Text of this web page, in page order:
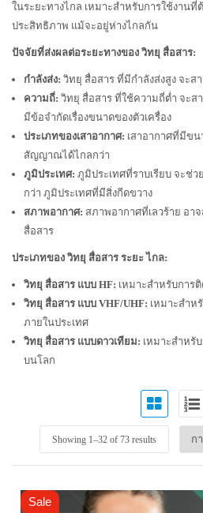
ในระยะทางไกล เหมาะสำหรับการใช้งาน
ประสิทธิภาพ แม้จะอยู่ห่างไกลกัน
ปัจจัยที่ส่งผลต่อระยะทางของ วิทยุ สื่อสาร:
กำลังส่ง: วิทยุ สื่อสาร ที่มีกำลังส่งสูง จะ
ความถี่: วิทยุ สื่อสาร ที่ใช้ความถี่ต่ำ จะ
มีข้อจำกัดเรื่องขนาดของตัวเครื่อง
ประเภทของเสาอากาศ: เสาอากาศที่มีข
สัญญาณได้ไกลกว่า
ภูมิประเทศ: ภูมิประเทศที่ราบเรียบ จะช่
กว่า ภูมิประเทศที่มีสิ่งกีดขวาง
สภาพอากาศ: สภาพอากาศที่เลวร้าย อา
สื่อสาร
ประเภทของ วิทยุ สื่อสาร ระยะ ไกล:
วิทยุ สื่อสาร แบบ HF: เหมาะสำหรับการ
วิทยุ สื่อสาร แบบ VHF/UHF: เหมาะสำห
ภายในประเทศ
วิทยุ สื่อสาร แบบดาวเทียม: เหมาะสำหรั
บนโลก
Showing 1–32of 73 results
Sale